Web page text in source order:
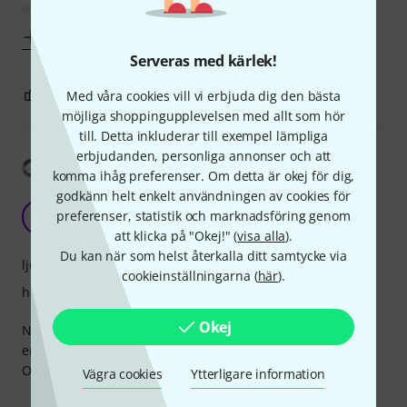
Serveras med kärlek!
Med våra cookies vill vi erbjuda dig den bästa
möjliga shoppingupplevelsen med allt som hör
till. Detta inkluderar till exempel lämpliga
erbjudanden, personliga annonser och att
komma ihåg preferenser. Om detta är okej för dig,
godkänn helt enkelt användningen av cookies för
preferenser, statistik och marknadsföring genom
att klicka på "Okej!" (visa alla).
Du kan när som helst återkalla ditt samtycke via
cookieinställningarna (här).
Okej
Vägra cookies Ytterligare information
What is worth commenting on however is the set gauges.
0 0 ANMÄL RECENSION
Visa översättning
strings for nothing
Bris 09.06.2021
New package, first 3 strings full of rust. Wounding not long
enough for 26,5 inch scale. Makes fingers dirty.
Overall, to practice more and pay less - good deal.
ljud
hantverkskvalitet